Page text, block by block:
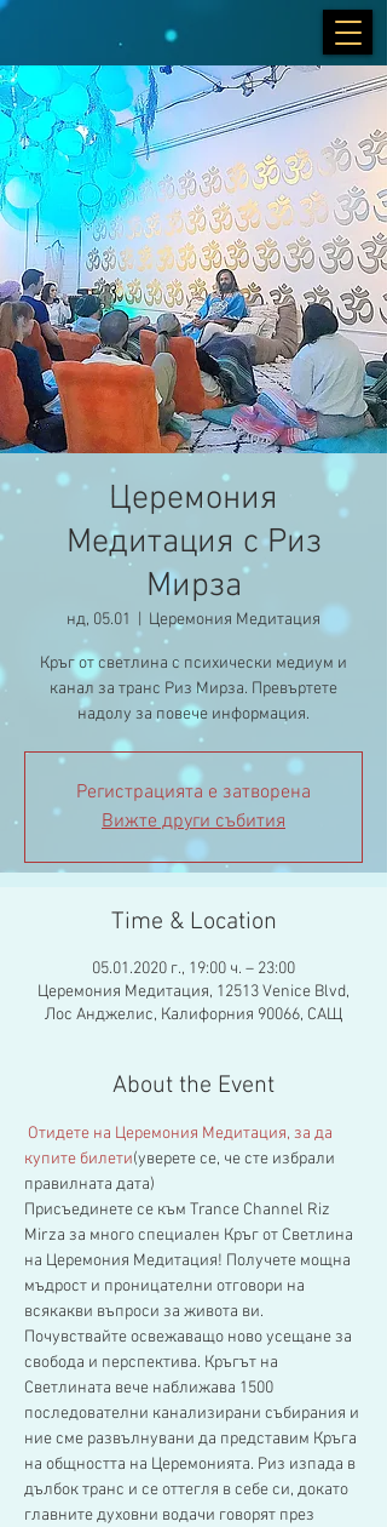
Церемония
Медитация с Риз
Мирза
нд, 05.01 Церемония Медитация
Кръг от светлина с психически медиум и
канал за транс Риз Мирза. Превъртете
Регистрацията е затворена
Вижте други събития
Time & Location
05.01.2020 г., 19:00 ч. – 23:00
Церемония Медитация, 12513 Venice Blvd,
Лос Анджелис, Калифорния 90066, САЩ
About the Event
Отидете на Церемония Медитация, за да
купите билети(уверете се, че сте избрали
правилната дата)
Присъединете се към Trance Channel Riz
Mirza за много специален Кръг от Светлина
на Церемония Медитация! Получете мощна
мъдрост и проницателни отговори на
всякакви въпроси за живота ви.
Почувствайте освежаващо ново усещане за
свобода и перспектива. Кръгът на
Светлината вече наближава 1500
последователни канализирани събирания и
ние сме развълнувани да представим Кръга
на общността на Церемонията. Риз изпада в
дълбок транс и се оттегля в себе си, докато
главните духовни водачи говорят през